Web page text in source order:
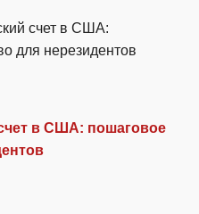
в США: пошаговое